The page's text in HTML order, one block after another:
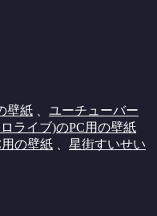
壁紙
ユーチューバー
ライブ)のPC用の壁紙
の壁紙
星街すいせい